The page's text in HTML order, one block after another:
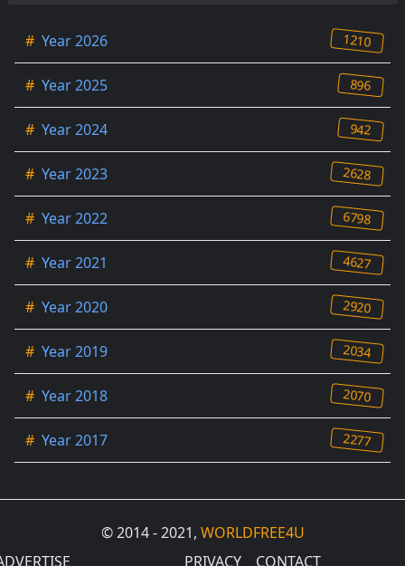
# Year 2026 1210
# Year 2025 896
# Year 2024 942
# Year 2023 2628
# Year 2022 6798
# Year 2021 4627
# Year 2020 2920
# Year 2019 2034
# Year 2018 2070
# Year 2017 2277
© 2014 - 2021, WORLDFREE4U
PRIVACY CONTACT